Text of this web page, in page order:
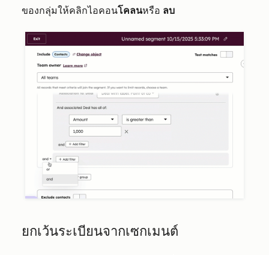
ของกลุ่มให้คลิกไอคอนโคลนหรือ ลบ
ยกเว้นระเบียนจากเซกเมนต์